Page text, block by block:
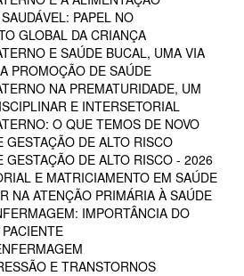
PAPEL NO
GLOBAL DA CRIANÇA
E SAÚDE BUCAL, UMA VIA
PROMOÇÃO DE SAÚDE
NA PREMATURIDADE, UM
E INTERSETORIAL
O QUE TEMOS DE NOVO
GESTAÇÃO DE ALTO RISCO
GESTAÇÃO DE ALTO RISCO - 2026
E MATRICIAMENTO EM SAÚDE
NA ATENÇÃO PRIMÁRIA À SAÚDE
IMPORTÂNCIA DO
E TRANSTORNOS